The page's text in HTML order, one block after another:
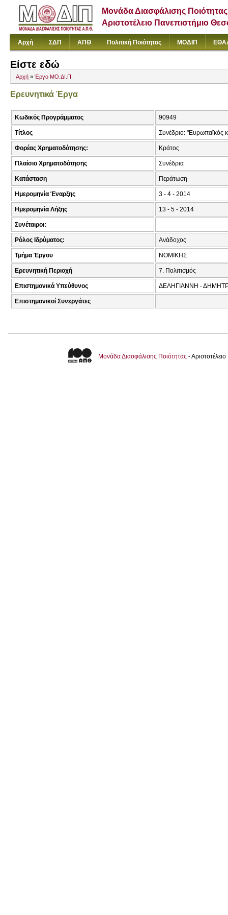
Μονάδα Διασφάλισης Ποιότητας
Αριστοτέλειο Πανεπιστήμιο
Αρχή ΣΔΠ ΑΠΘ Πολιτική Ποιότητας ΜΟΔΙΠ
Είστε εδώ
Αρχή » Έργο ΜΟ.ΔΙ.Π.
Ερευνητικά Έργα
Κωδικός Προγράμματος 90949
Τίτλος Συνέδριο: "Ευρωπαϊκός
Φορέας Χρηματοδότησης: Κράτος
Πλαίσιο Χρηματοδότησης Συνέδρια
Κατάσταση Περάτωση
Ημερομηνία Έναρξης 3 - 4 - 2014
Ημερομηνία Λήξης 13 - 5 - 2014
Συνέταιροι:
Ρόλος Ιδρύματος: Ανάδοχος
Τμήμα Έργου ΝΟΜΙΚΗΣ
Ερευνητική Περιοχή 7. Πολιτισμός
Επιστημονικά Υπεύθυνος ΔΕΛΗΓΙΑΝΝΗ -
Επιστημονικοί Συνεργάτες
Μονάδα Διασφάλισης Ποιότητας -